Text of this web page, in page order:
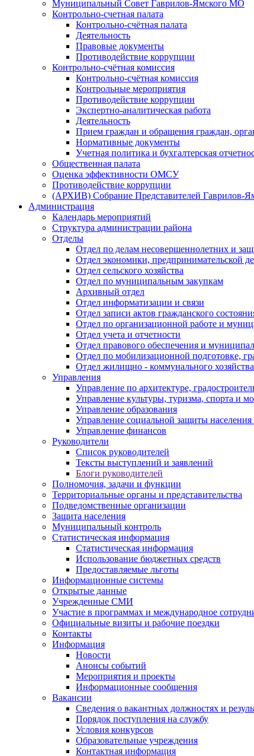
Муниципальный Совет Гаврилов-Ямского МО
Контрольно-счетная палата
Контрольно-счётная палата
Деятельность
Правовые документы
Противодействие коррупции
Контрольно-счётная комиссия
Контрольно-счётная комиссия
Контрольные мероприятия
Противодействие коррупции
Экспертно-аналитическая работа
Деятельность
Прием граждан и обращения граждан,
Нормативные документы
Учетная политика и бухгалтерская
Общественная палата
Оценка эффективности ОМСУ
Противодействие коррупции
(АРХИВ) Собрание Представителей Гаврилов-
Администрация
Календарь мероприятий
Структура администрации района
Отделы
Отдел по делам несовершеннолетних и
Отдел экономики, предпринимательской
Отдел сельского хозяйства
Отдел по муниципальным закупкам
Архивный отдел
Отдел информатизации и связи
Отдел записи актов гражданского
Отдел по организационной работе и
Отдел учета и отчетности
Отдел правового обеспечения и
Отдел по мобилизационной подготовке,
Отдел жилищно - коммунального хозяйства
Управления
Управление по архитектуре,
Управление культуры, туризма, спорта и
Управление образования
Управление социальной защиты населения
Управление финансов
Руководители
Список руководителей
Тексты выступлений и заявлений
Блоги руководителей
Полномочия, задачи и функции
Территориальные органы и представительства
Подведомственные организации
Защита населения
Муниципальный контроль
Статистическая информация
Статистическая информация
Использование бюджетных средств
Предоставляемые льготы
Информационные системы
Открытые данные
Учрежденные СМИ
Участие в программах и международное
Официальные визиты и рабочие поездки
Контакты
Информация
Новости
Анонсы событий
Мероприятия и проекты
Информационные сообщения
Вакансии
Сведения о вакантных должностях и
Порядок поступления на службу
Условия конкурсов
Образовательные учреждения
Контактная информация